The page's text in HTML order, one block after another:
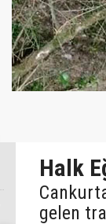
Halk
gelen